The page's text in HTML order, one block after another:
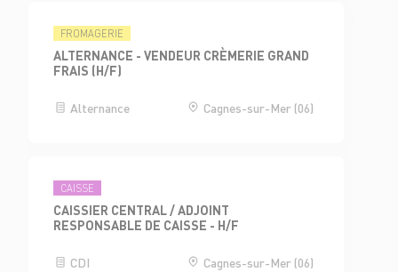
FROMAGERIE
ALTERNANCE - VENDEUR CRÈMERIE GRAND
FRAIS (H/F)
Alternance Cagnes-sur-Mer (06)
CAISSE
CAISSIER CENTRAL / ADJOINT
RESPONSABLE DE CAISSE - H/F
CDI Cagnes-sur-Mer (06)